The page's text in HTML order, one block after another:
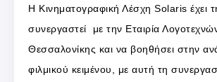
Η Κινηματογραφική Λέσχη Solaris έχει
συνεργαστεί με την Εταιρία
Θεσσαλονίκης και να βοηθήσει στην
φιλμικού κειμένου, με αυτή τη